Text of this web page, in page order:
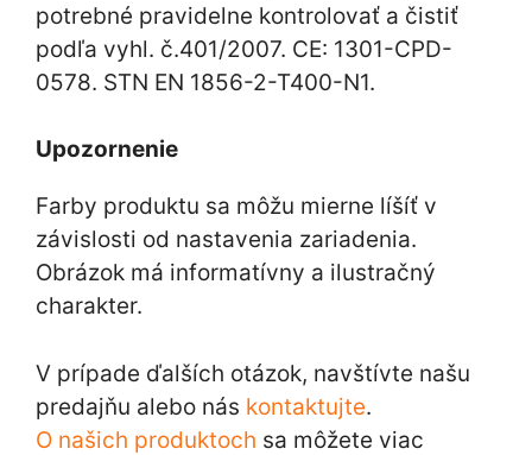
potrebné pravidelne kontrolovať a čistiť
podľa vyhl. č.401/2007. CE: 1301-CPD-
0578. STN EN 1856-2-T400-N1.
Upozornenie
Farby produktu sa môžu mierne líšíť v
závislosti od nastavenia zariadenia.
Obrázok má informatívny a ilustračný
charakter.
V prípade ďalších otázok, navštívte našu
predajňu alebo nás kontaktujte.
O našich produktoch sa môžete viac